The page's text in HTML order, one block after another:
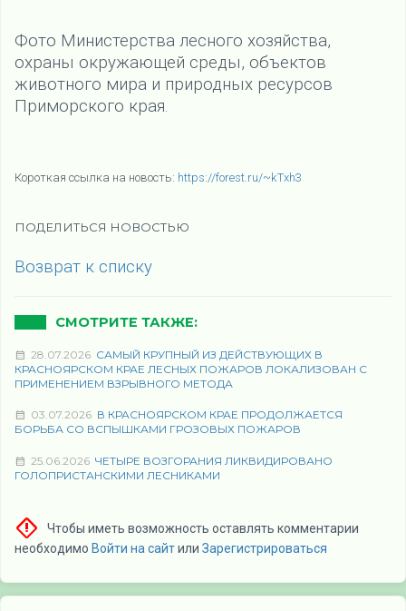
Фото Министерства лесного хозяйства,
охраны окружающей среды, объектов
животного мира и природных ресурсов
Приморского края.
Короткая ссылка на новость: https://forest.ru/~kTxh3
ПОДЕЛИТЬСЯ НОВОСТЬЮ
Возврат к списку
СМОТРИТЕ ТАКЖЕ:
28.07.2026 САМЫЙ КРУПНЫЙ ИЗ ДЕЙСТВУЮЩИХ В
КРАСНОЯРСКОМ КРАЕ ЛЕСНЫХ ПОЖАРОВ ЛОКАЛИЗОВАН С
ПРИМЕНЕНИЕМ ВЗРЫВНОГО МЕТОДА
03.07.2026 В КРАСНОЯРСКОМ КРАЕ ПРОДОЛЖАЕТСЯ
БОРЬБА СО ВСПЫШКАМИ ГРОЗОВЫХ ПОЖАРОВ
25.06.2026 ЧЕТЫРЕ ВОЗГОРАНИЯ ЛИКВИДИРОВАНО
ГОЛОПРИСТАНСКИМИ ЛЕСНИКАМИ
Чтобы иметь возможность оставлять комментарии
необходимо Войти на сайтили Зарегистрироваться